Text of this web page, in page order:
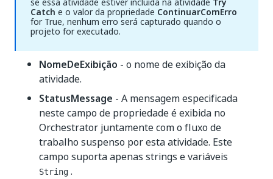
Catch e o valor da propriedade ContinuarComErro
for True, nenhum erro será capturado quando o
projeto for executado.
NomeDeExibição - o nome de exibição da
atividade.
StatusMessage - A mensagem especificada
neste campo de propriedade é exibida no
Orchestrator juntamente com o fluxo de
trabalho suspenso por esta atividade. Este
campo suporta apenas strings e variáveis
String .